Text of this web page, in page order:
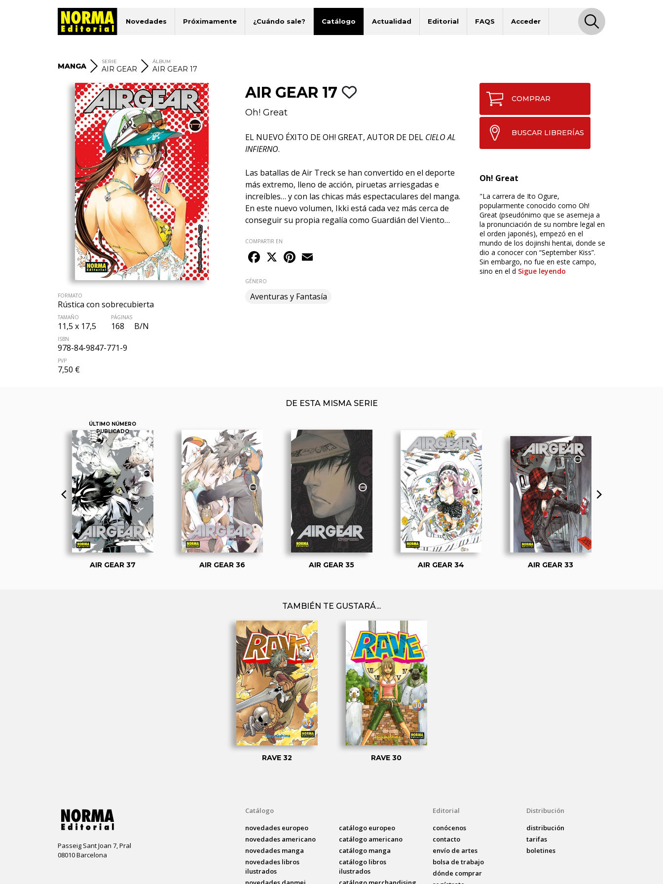
Novedades Próximamente ¿Cuándo sale? Catálogo Actualidad Editorial FAQS Acceder
MANGA
SERIE
AIR GEAR
ÁLBUM
AIR GEAR 17
FORMATO
Rústica con sobrecubierta
TAMAÑO
11,5 x 17,5
PÁGINAS
168 B/N
ISBN
978-84-9847-771-9
PVP
7,50 €
AIR GEAR 17
Oh! Great
EL NUEVO ÉXITO DE OH! GREAT, AUTOR DE DEL CIELO AL
INFIERNO.
Las batallas de Air Treck se han convertido en el deporte
más extremo, lleno de acción, piruetas arriesgadas e
increíbles… y con las chicas más espectaculares del manga.
En este nuevo volumen, Ikki está cada vez más cerca de
conseguir su propia regalía como Guardián del Viento…
COMPARTIR EN
Facebook
X Pinterest
GÉNERO
Aventuras y Fantasía
COMPRAR
BUSCAR LIBRERÍAS
Oh! Great
"La carrera de Ito Ogure,
popularmente conocido como Oh!
Great (pseudónimo que se asemeja a
la pronunciación de su nombre legal en
el orden japonés), empezó en el
mundo de los dojinshi hentai, donde se
dio a conocer con “September Kiss”.
Sin embargo, no fue en este campo,
sino en el d Sigue leyendo
DE ESTA MISMA SERIE
ÚLTIMO NÚMERO
PUBLICADO
AIR GEAR 37 AIR GEAR 36 AIR GEAR 35 AIR GEAR 34 AIR GEAR 33
TAMBIÉN TE GUSTARÁ...
RAVE 32 RAVE 30
Passeig Sant Joan 7, Pral
08010 Barcelona
Catálogo
novedades europeo
novedades americano
novedades manga
novedades libros
ilustrados
catálogo europeo
catálogo americano
catálogo manga
catálogo libros
ilustrados
Editorial
conócenos
contacto
envío de artes
bolsa de trabajo
dónde comprar
Distribución
distribución
tarifas
boletines